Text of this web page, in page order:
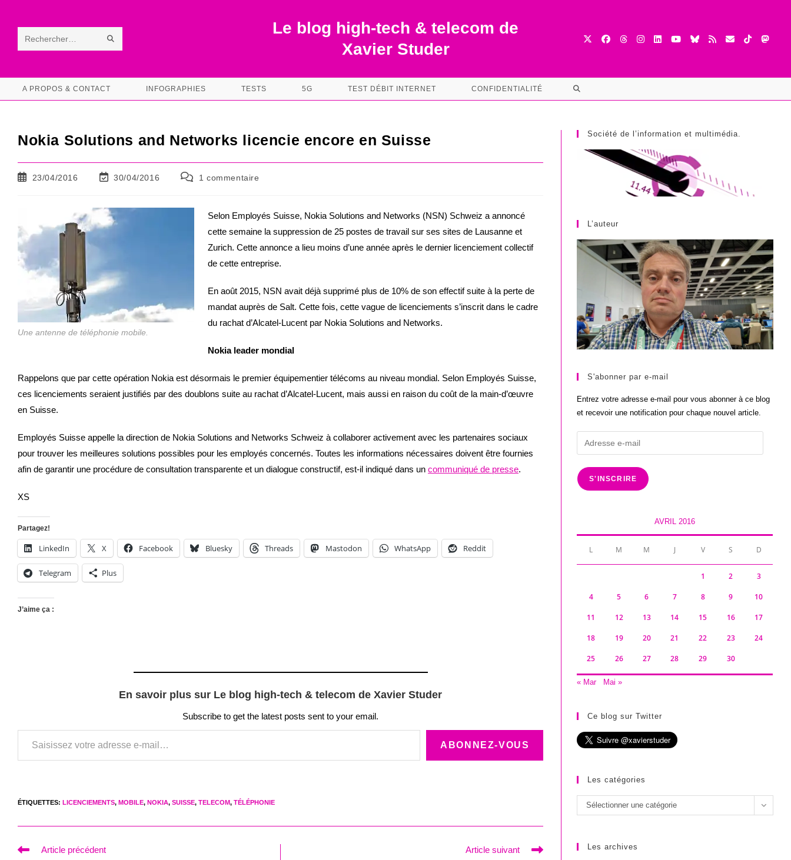
contentRechercher
ce RECHERCHE
Le blog high-tech & telecom de
Xavier Studer
A PROPOS & CONTACT INFOGRAPHIES TESTS 5G TEST DÉBIT INTERNET CONFIDENTIALITÉ TOGGLE
SEARCH
Nokia Solutions and Networks licencie encore en Suisse
Publication
23/04/2016
Dernière
la
publication :
30/04/2016
Commentaires
publication :
1 commentaire
Une antenne de téléphonie mobile.
Selon Employés Suisse, Nokia Solutions and Networks (NSN) Schweiz a annoncé
cette semaine la suppression de 25 postes de travail sur ses sites de Lausanne et
Zurich. Cette annonce a lieu moins d’une année après le dernier licenciement collectif
de cette entreprise.
En août 2015, NSN avait déjà supprimé plus de 10% de son effectif suite à la perte de
mandat auprès de Salt. Cette fois, cette vague de licenciements s’inscrit dans le cadre
du rachat d’Alcatel-Lucent par Nokia Solutions and Networks.
Nokia leader mondial
Rappelons que par cette opération Nokia est désormais le premier équipementier télécoms au niveau mondial. Selon Employés Suisse,
ces licenciements seraient justifiés par des doublons suite au rachat d’Alcatel-Lucent, mais aussi en raison du coût de la main-d’œuvre
en Suisse.
Employés Suisse appelle la direction de Nokia Solutions and Networks Schweiz à collaborer activement avec les partenaires sociaux
pour trouver les meilleures solutions possibles pour les employés concernés. Toutes les informations nécessaires doivent être fournies
afin de garantir une procédure de consultation transparente et un dialogue constructif, est-il indiqué dans un communiqué de presse.
XS
Partagez!
LinkedIn X Facebook Bluesky Threads Mastodon WhatsApp Reddit
Telegram Plus
J’aime ça :
En savoir plus sur Le blog high-tech & telecom de Xavier Studer
Subscribe to get the latest posts sent to your email.
Saisissez votre adresse e-mail…
ABONNEZ-VOUS
ÉTIQUETTES: LICENCIEMENTS, MOBILE, NOKIA, SUISSE, TELECOM, TÉLÉPHONIE
Read
Article précédent
Article suivant
Société de l’information et multimédia.
L’auteur
S'abonner par e-mail
Entrez votre adresse e-mail pour vous abonner à ce blog
et recevoir une notification pour chaque nouvel article.
Adresse
e-
mail
S'INSCRIRE
AVRIL 2016
L M M J V S D
1 2 3
4 5 6 7 8 9 10
11 12 13 14 15 16 17
18 19 20 21 22 23 24
25 26 27 28 29 30
« Mar Mai »
Ce blog sur Twitter
Les catégories
Les
catégories
Sélectionner une catégorie
Les archives